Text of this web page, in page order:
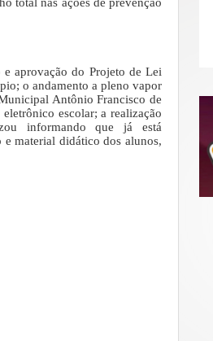
e aprovação do Projeto de Lei
o andamento a pleno vapor
Antônio Francisco de
escolar; a realização
informando que já está
e material didático dos alunos,